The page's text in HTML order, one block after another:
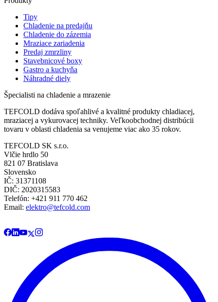
Tipy
Chladenie na predajňu
Chladenie do zázemia
Mraziace zariadenia
Predaj zmrzliny
Stavebnicové boxy
Gastro a kuchyňa
Náhradné diely
Špecialisti na chladenie a mrazenie
TEFCOLD dodáva spoľahlivé a kvalitné produkty chladiacej,
mraziacej a vykurovacej techniky. Veľkoobchodnej distribúcii
tovaru v oblasti chladenia sa venujeme viac ako 35 rokov.
TEFCOLD SK s.r.o.
Vlčie hrdlo 50
821 07 Bratislava
Slovensko
IČ: 31371108
DIČ: 2020315583
Telefón: +421 911 770 462
Email: elektro@tefcold.com